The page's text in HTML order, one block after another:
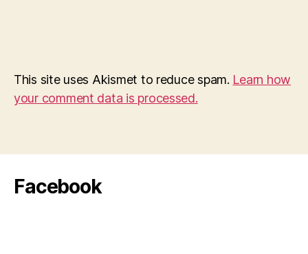
This site uses Akismet to reduce spam. Learn how
your comment data is processed.
Facebook